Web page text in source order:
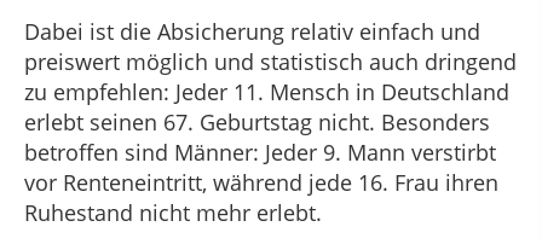
Dabei ist die Absicherung relativ einfach und
preiswert möglich und statistisch auch dringend
zu empfehlen: Jeder 11. Mensch in Deutschland
erlebt seinen 67. Geburtstag nicht. Besonders
betroffen sind Männer: Jeder 9. Mann verstirbt
vor Renteneintritt, während jede 16. Frau ihren
Ruhestand nicht mehr erlebt.